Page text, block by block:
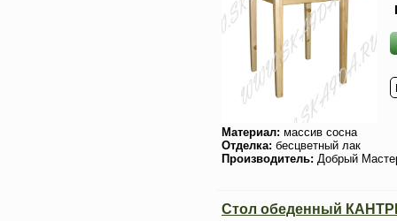
Материал: массив сосна
Отделка: бесцветный лак
Производитель: Добрый
Стол обеденный